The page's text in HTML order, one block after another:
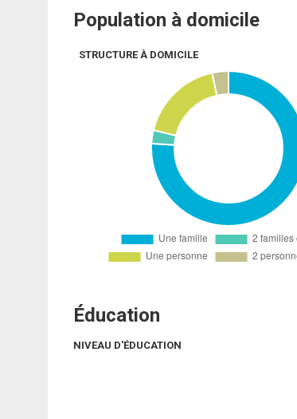
Population à domicile
STRUCTURE À DOMICILE
Éducation
NIVEAU D'ÉDUCATION